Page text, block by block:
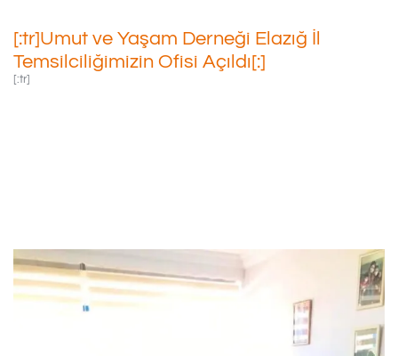
[:tr]Umut ve Yaşam Derneği Elazığ İl
Temsilciliğimizin Ofisi Açıldı[:]
[:tr]